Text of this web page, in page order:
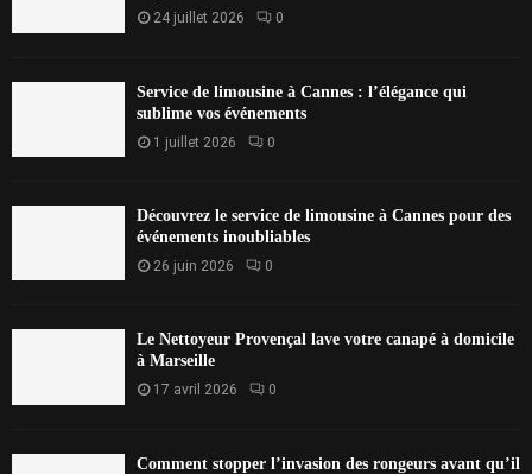
24 juillet 2026 0
Service de limousine à Cannes : l’élégance qui
sublime vos événements
1 juillet 2026 0
Découvrez le service de limousine à Cannes pour des
événements inoubliables
26 juin 2026 0
Le Nettoyeur Provençal lave votre canapé à domicile
à Marseille
17 avril 2026 0
Comment stopper l’invasion des rongeurs avant qu’il